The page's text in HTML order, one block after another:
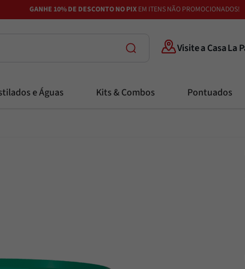
GANHE 10% DE DESCONTO NO PIXEM ITENS NÃO PROMOCIONADOS!
Visite a Casa La
e Águas Kits & Combos Pontuados